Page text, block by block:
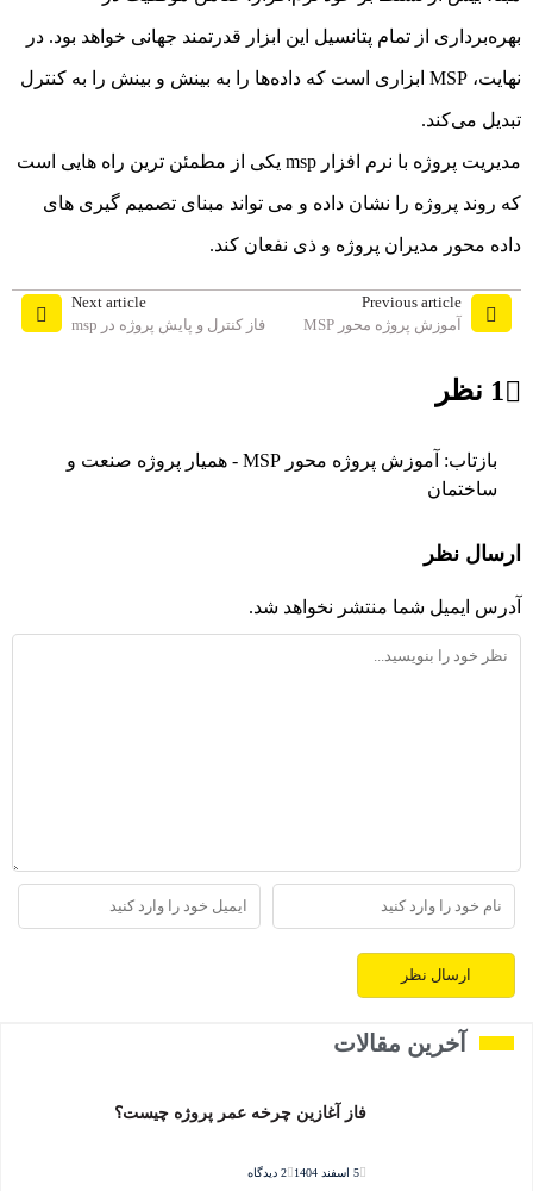
بهره‌برداری از تمام پتانسیل این ابزار قدرتمند جهانی خواهد بود. در
نهایت، MSP ابزاری است که داده‌ها را به بینش و بینش را به کنترل
تبدیل می‌کند.
مدیریت پروژه با نرم افزار msp یکی از مطمئن ترین راه هایی است
که روند پروژه را نشان داده و می تواند مبنای تصمیم گیری های
داده محور مدیران پروژه و ذی نفعان کند.
Previous article
آموزش پروژه محور MSP
Next article
فاز کنترل و پایش پروژه در msp
1 نظر
بازتاب:
آموزش پروژه محور MSP - همیار پروژه صنعت و
ساختمان
ارسال نظر
آدرس ایمیل شما منتشر نخواهد شد.
آخرین مقالات
فاز آغازین چرخه عمر پروژه چیست؟
5 اسفند 1404 2 دیدگاه